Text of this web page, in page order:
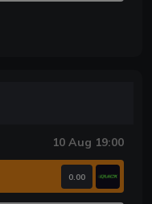
10 Aug 19:00
0.00